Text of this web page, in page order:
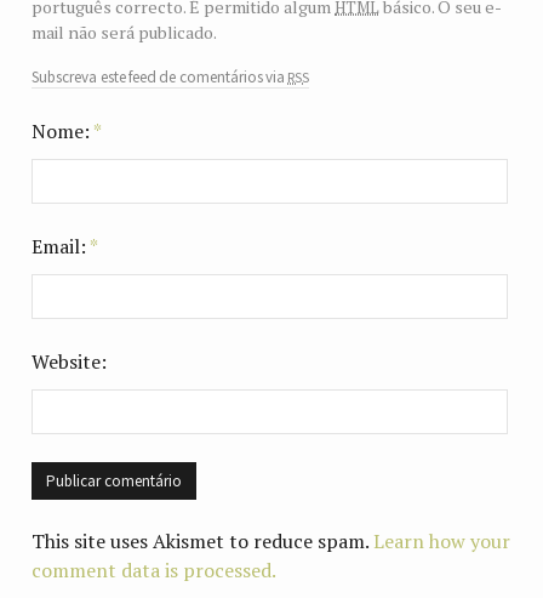
português correcto. É permitido algum
básico. O seu e-
mail não será publicado.
Subscreva este feed de comentários via rss
Nome: *
Email: *
Website:
This site uses Akismet to reduce spam. Learn how your
comment data is processed.